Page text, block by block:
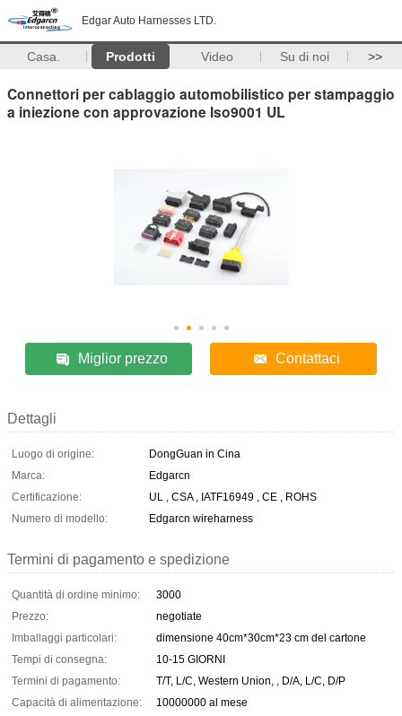
Edgar Auto Harnesses LTD.
Casa. Prodotti Video Su di noi >>
Connettori per cablaggio automobilistico per stampaggio
a iniezione con approvazione Iso9001 UL
Miglior prezzo Contattaci
Dettagli
Luogo di origine:
DongGuan in Cina
Marca:
Edgarcn
Certificazione:
UL , CSA , IATF16949 , CE , ROHS
Numero di modello:
Edgarcn wireharness
Termini di pagamento e spedizione
Quantità di ordine minimo:
3000
Prezzo:
negotiate
Imballaggi particolari:
dimensione 40cm*30cm*23 cm del cartone
Tempi di consegna:
10-15 GIORNI
Termini di pagamento:
T/T, L/C, Western Union, , D/A, L/C, D/P
Capacità di alimentazione:
10000000 al mese